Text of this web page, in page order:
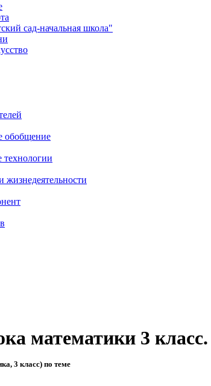
сад-начальная школа"
обобщение
технологии
жизнедеятельности
математики 3
3 класс) по теме